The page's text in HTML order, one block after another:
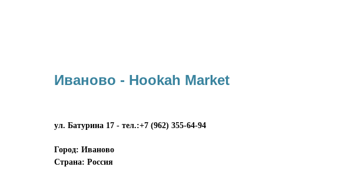
Иваново - Hookah Market
ул. Батурина 17 - тел.:+7 (962) 355-64-94
Город: Иваново
Страна: Россия